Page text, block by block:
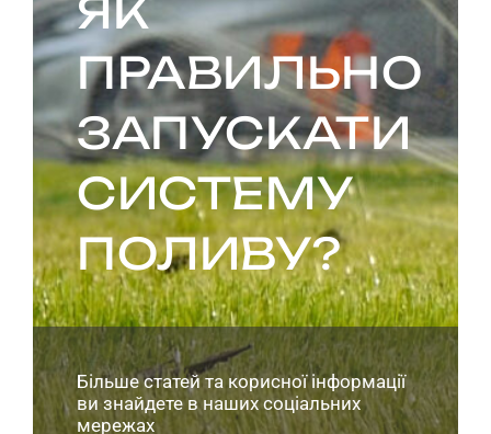
ЯК
ПРАВИЛЬНО
ЗАПУСКАТИ
СИСТЕМУ
ПОЛИВУ?
Більше статей та корисної інформації
ви знайдете в наших соціальних
мережах